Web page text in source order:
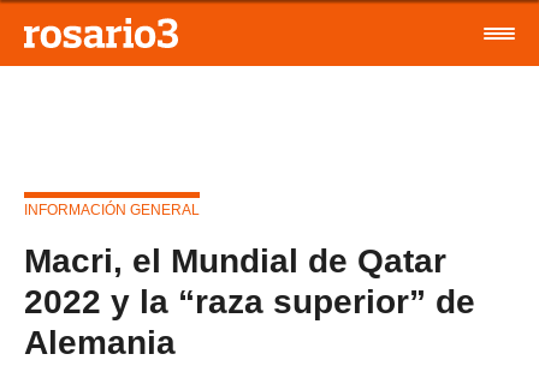
INFORMACIÓN GENERAL
Macri, el Mundial de Qatar
2022 y la “raza superior” de
Alemania